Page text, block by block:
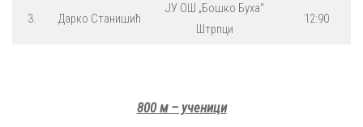
3. Дарко Станишић
ЈУ ОШ „Бошко Буха“
Штрпци
12:90
800 м – ученици